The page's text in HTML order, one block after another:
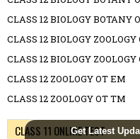
Get Latest
CLASS 12 BIOLOGY BOTANY
CLASS 12 BIOLOGY
CLASS 12 BIOLOGY
CLASS 12 ZOOLOGY OT EM
CLASS 12 ZOOLOGY OT TM
CLASS 11 ONLINE TEST